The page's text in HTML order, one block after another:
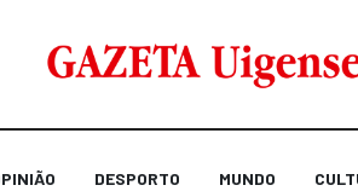
DESPORTO MUNDO